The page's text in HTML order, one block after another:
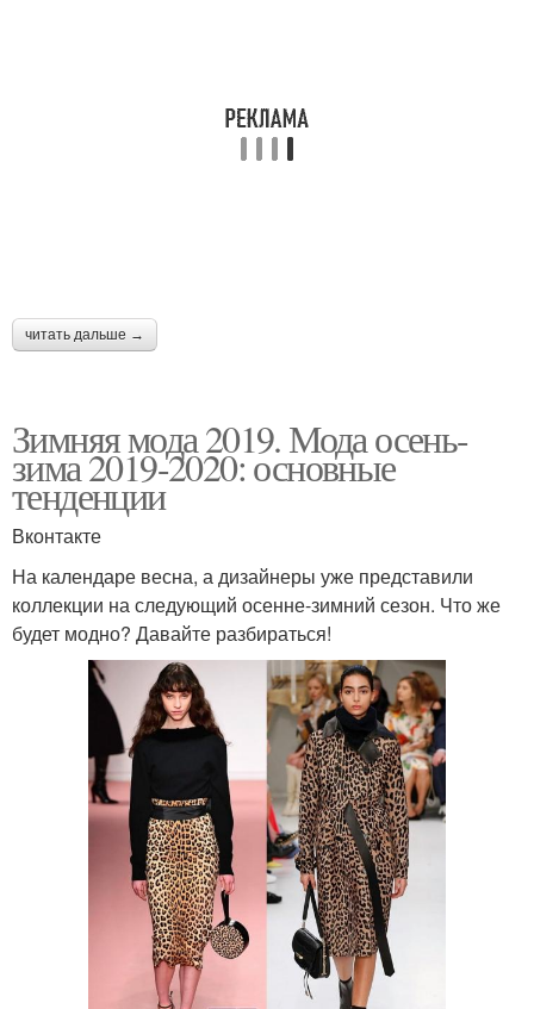
читать дальше →
Зимняя мода 2019. Мода осень-
зима 2019-2020: основные
тенденции
Вконтакте
На календаре весна, а дизайнеры уже представили
коллекции на следующий осенне-зимний сезон. Что же
будет модно? Давайте разбираться!